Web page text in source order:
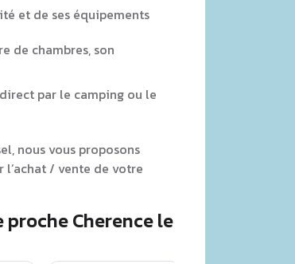
et de ses équipements
de chambres, son
par le camping ou le
nous vous proposons
l’achat / vente de votre
Cherence le